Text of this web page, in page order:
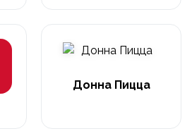
Донна Пицца